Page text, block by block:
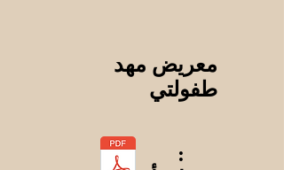
معريض مهد
طفولتي
: